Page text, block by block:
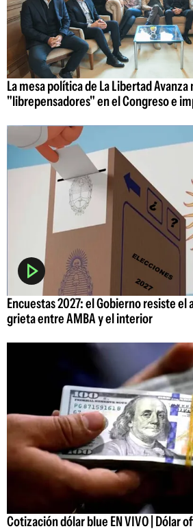
La mesa política de La Libertad
"librepensadores" en el Congreso e
Encuestas 2027: el Gobierno resiste el
grieta entre AMBA y el interior
Cotización dólar blue EN VIVO | Dólar